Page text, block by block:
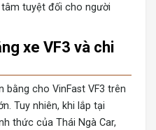
tuyệt đối cho người
xe VF3 và chi
bằng cho VinFast VF3 trên
Tuy nhiên, khi lắp tại
thức của Thái Ngà Car,